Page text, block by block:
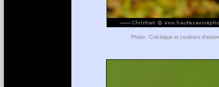
Photo : Colchique et couleurs